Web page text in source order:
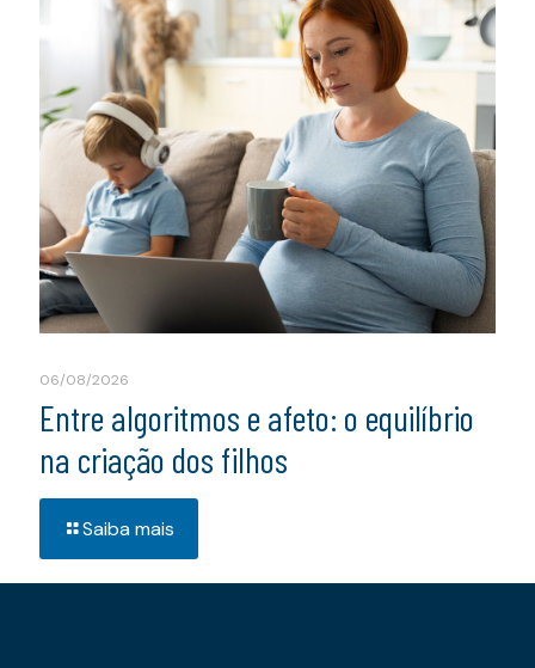
06/08/2026
Entre algoritmos e afeto: o equilíbrio
na criação dos filhos
Saiba mais